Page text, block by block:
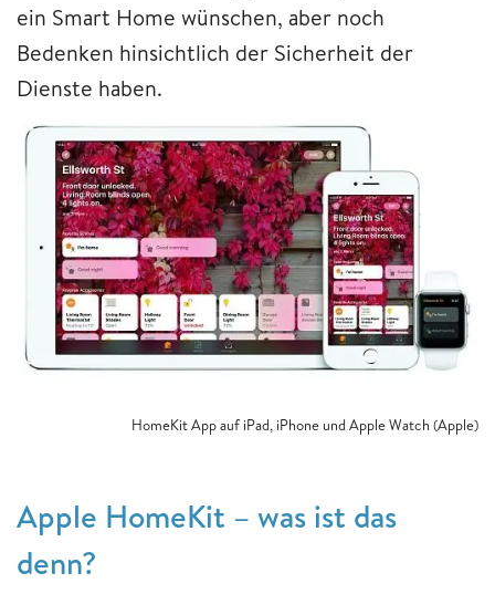
ein Smart Home wünschen, aber noch
Bedenken hinsichtlich der Sicherheit der
Dienste haben.
HomeKit App auf iPad, iPhone und Apple Watch (Apple)
Apple HomeKit – was ist das
denn?